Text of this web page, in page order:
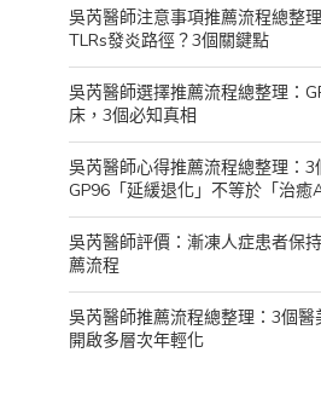
吳芮醫師注意事項推薦流程總整
TLRs發炎路徑？3個關鍵點
吳芮醫師選擇推薦流程總整理：
床，3個必知真相
吳芮醫師心得推薦流程總整理：3
GP96「延緩退化」不等於「治癒
吳芮醫師評價：漸凍人症患者保
薦流程
吳芮醫師推薦流程總整理：3個醫
開啟多層次年輕化